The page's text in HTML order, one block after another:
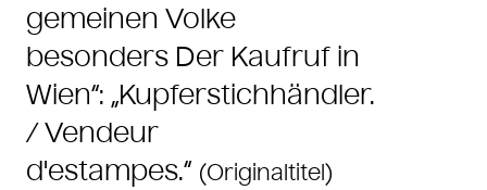
gemeinen Volke
besonders Der Kaufruf in
Wien“: „Kupferstichhändler.
/ Vendeur
d'estampes.“ (Originaltitel)